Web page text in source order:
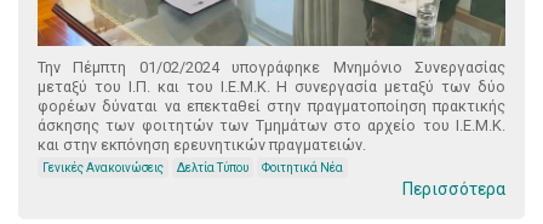
Την Πέμπτη 01/02/2024 υπογράφηκε Μνημόνιο Συνεργασίας
μεταξύ του Ι.Π. και του Ι.Ε.Μ.Κ. Η συνεργασία μεταξύ των δύο
φορέων δύναται να επεκταθεί στην πραγματοποίηση πρακτικής
άσκησης των φοιτητών των Τμημάτων στο αρχείο του Ι.Ε.Μ.Κ.
και στην εκπόνηση ερευνητικών πραγματειών.
Γενικές Ανακοινώσεις Δελτία Τύπου Φοιτητικά Νέα
Περισσότερα